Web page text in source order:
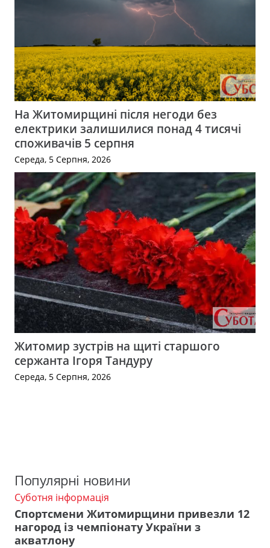
На Житомирщині після негоди без
електрики залишилися понад 4 тисячі
споживачів 5 серпня
Середа, 5 Серпня, 2026
Житомир зустрів на щиті старшого
сержанта Ігоря Тандуру
Середа, 5 Серпня, 2026
Популярні новини
Суботня інформація
Спортсмени Житомирщини привезли 12
нагород із чемпіонату України з
акватлону